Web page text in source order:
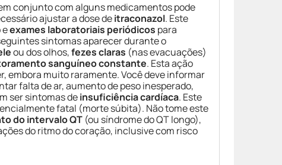
conjunto com alguns medicamentos pode
ajustar a dose deitraconazol. Este
exames laboratoriais periódicos para
sintomas aparecer durante o
ou dos olhos,fezes claras (nas evacuações)
sanguíneo constante. Esta ação
embora muito raramente. Você deve informar
falta de ar, aumento de peso inesperado,
ser sintomas deinsuficiência cardíaca. Este
fatal (morte súbita). Não tome este
do intervalo QT (ou síndrome do QT longo),
do ritmo do coração, inclusive com risco